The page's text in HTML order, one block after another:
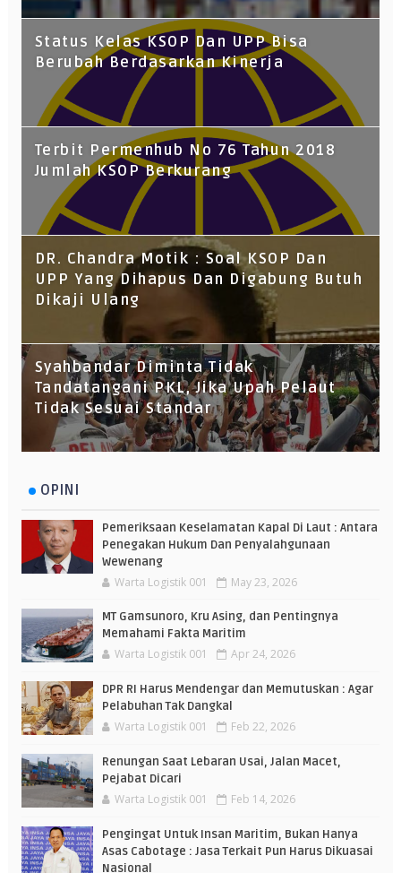
Status Kelas KSOP Dan UPP Bisa
Berubah Berdasarkan Kinerja
Terbit Permenhub No 76 Tahun 2018
Jumlah KSOP Berkurang
DR. Chandra Motik : Soal KSOP Dan
UPP Yang Dihapus Dan Digabung Butuh
Dikaji Ulang
Syahbandar Diminta Tidak
Tandatangani PKL, Jika Upah Pelaut
Tidak Sesuai Standar
OPINI
Pemeriksaan Keselamatan Kapal Di Laut : Antara
Penegakan Hukum Dan Penyalahgunaan
Wewenang
Warta Logistik 001 May 23, 2026
MT Gamsunoro, Kru Asing, dan Pentingnya
Memahami Fakta Maritim
Warta Logistik 001 Apr 24, 2026
DPR RI Harus Mendengar dan Memutuskan : Agar
Pelabuhan Tak Dangkal
Warta Logistik 001 Feb 22, 2026
Renungan Saat Lebaran Usai, Jalan Macet,
Pejabat Dicari
Warta Logistik 001 Feb 14, 2026
Pengingat Untuk Insan Maritim, Bukan Hanya
Asas Cabotage : Jasa Terkait Pun Harus Dikuasai
Nasional